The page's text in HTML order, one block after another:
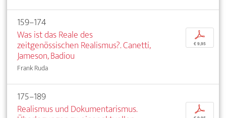
159–174
Was ist das Reale des
zeitgenössischen Realismus?. Canetti,
Jameson, Badiou
Frank Ruda
p
€ 9,95
175–189
Realismus und Dokumentarismus.
p